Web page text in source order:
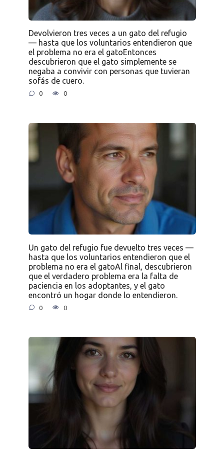
Devolvieron tres veces a un gato del refugio
— hasta que los voluntarios entendieron que
el problema no era el gatoEntonces
descubrieron que el gato simplemente se
negaba a convivir con personas que tuvieran
sofás de cuero.
0 0
Un gato del refugio fue devuelto tres veces —
hasta que los voluntarios entendieron que el
problema no era el gatoAl final, descubrieron
que el verdadero problema era la falta de
paciencia en los adoptantes, y el gato
encontró un hogar donde lo entendieron.
0 0